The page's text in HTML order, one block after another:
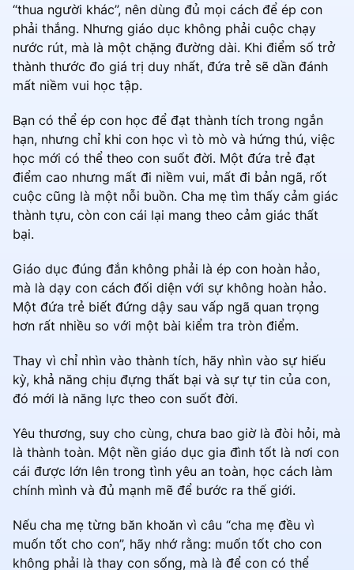
“thua người khác”, nên dùng đủ mọi cách để ép con
phải thắng. Nhưng giáo dục không phải cuộc chạy
nước rút, mà là một chặng đường dài. Khi điểm số trở
thành thước đo giá trị duy nhất, đứa trẻ sẽ dần đánh
mất niềm vui học tập.
Bạn có thể ép con học để đạt thành tích trong ngắn
hạn, nhưng chỉ khi con học vì tò mò và hứng thú, việc
học mới có thể theo con suốt đời. Một đứa trẻ đạt
điểm cao nhưng mất đi niềm vui, mất đi bản ngã, rốt
cuộc cũng là một nỗi buồn. Cha mẹ tìm thấy cảm giác
thành tựu, còn con cái lại mang theo cảm giác thất
bại.
Giáo dục đúng đắn không phải là ép con hoàn hảo,
mà là dạy con cách đối diện với sự không hoàn hảo.
Một đứa trẻ biết đứng dậy sau vấp ngã quan trọng
hơn rất nhiều so với một bài kiểm tra tròn điểm.
Thay vì chỉ nhìn vào thành tích, hãy nhìn vào sự hiếu
kỳ, khả năng chịu đựng thất bại và sự tự tin của con,
đó mới là năng lực theo con suốt đời.
Yêu thương, suy cho cùng, chưa bao giờ là đòi hỏi, mà
là thành toàn. Một nền giáo dục gia đình tốt là nơi con
cái được lớn lên trong tình yêu an toàn, học cách làm
chính mình và đủ mạnh mẽ để bước ra thế giới.
Nếu cha mẹ từng băn khoăn vì câu “cha mẹ đều vì
muốn tốt cho con”, hãy nhớ rằng: muốn tốt cho con
không phải là thay con sống, mà là để con có thể